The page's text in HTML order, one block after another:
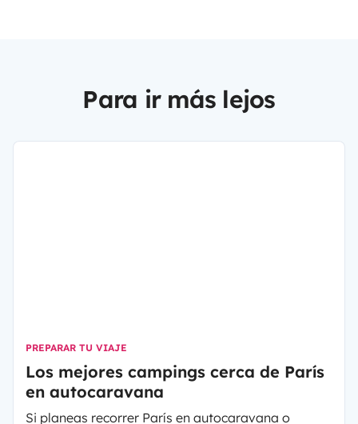
Para ir más lejos
PREPARAR TU VIAJE
Los mejores campings cerca de París
en autocaravana
Si planeas recorrer París en autocaravana o